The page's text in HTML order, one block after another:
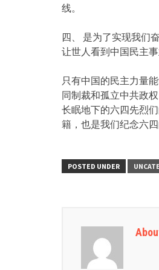
线。
四、 是为了实现我们
让世人看到中国民主
只有中国的民主力量
同制裁和孤立中共政
长眠地下的六四先烈
籍，也是我们纪念六
POSTED UNDER